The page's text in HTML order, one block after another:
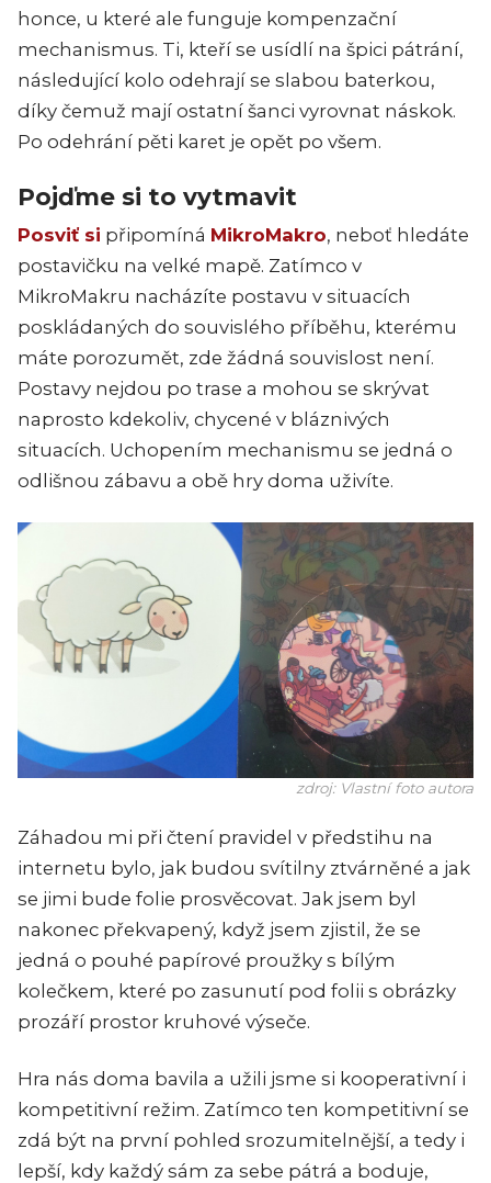
honce, u které ale funguje kompenzační
mechanismus. Ti, kteří se usídlí na špici pátrání,
následující kolo odehrají se slabou baterkou,
díky čemuž mají ostatní šanci vyrovnat náskok.
Po odehrání pěti karet je opět po všem.
Pojďme si to vytmavit
Posviť si připomíná MikroMakro, neboť hledáte
postavičku na velké mapě. Zatímco v
MikroMakru nacházíte postavu v situacích
poskládaných do souvislého příběhu, kterému
máte porozumět, zde žádná souvislost není.
Postavy nejdou po trase a mohou se skrývat
naprosto kdekoliv, chycené v bláznivých
situacích. Uchopením mechanismu se jedná o
odlišnou zábavu a obě hry doma uživíte.
zdroj: Vlastní foto autora
Záhadou mi při čtení pravidel v předstihu na
internetu bylo, jak budou svítilny ztvárněné a jak
se jimi bude folie prosvěcovat. Jak jsem byl
nakonec překvapený, když jsem zjistil, že se
jedná o pouhé papírové proužky s bílým
kolečkem, které po zasunutí pod folii s obrázky
prozáří prostor kruhové výseče.
Hra nás doma bavila a užili jsme si kooperativní i
kompetitivní režim. Zatímco ten kompetitivní se
zdá být na první pohled srozumitelnější, a tedy i
lepší, kdy každý sám za sebe pátrá a boduje,